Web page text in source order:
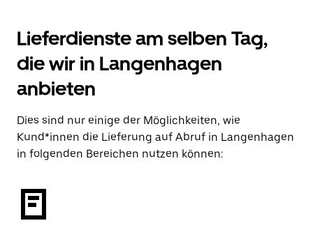
Lieferdienste am selben Tag,
die wir in Langenhagen
anbieten
Dies sind nur einige der Möglichkeiten, wie
Kund*innen die Lieferung auf Abruf in Langenhagen
in folgenden Bereichen nutzen können: